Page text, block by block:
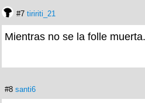
#7 tiririti_21
Mientras no se la folle
#8 santi6